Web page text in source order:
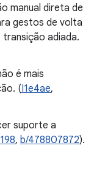
manual direta de
gestos de volta
adiada.
é mais
(I1e4ae,
suporte a
, b/478807872).